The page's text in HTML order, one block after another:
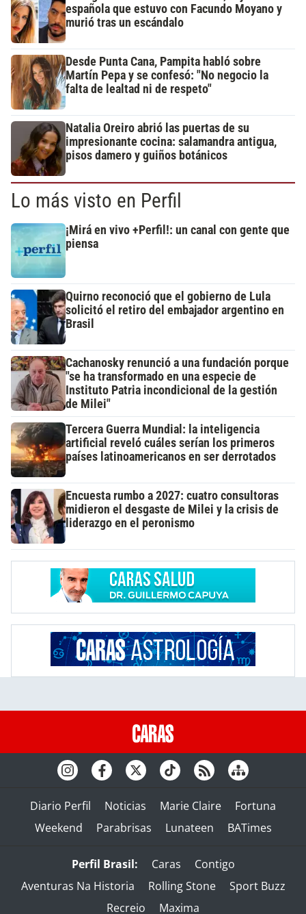
española que estuvo con Facundo Moyano y
murió tras un escándalo
Desde Punta Cana, Pampita habló sobre
Martín Pepa y se confesó: "No negocio la
falta de lealtad ni de respeto"
Natalia Oreiro abrió las puertas de su
impresionante cocina: salamandra antigua,
pisos damero y guiños botánicos
Lo más visto en Perfil
¡Mirá en vivo +Perfil!: un canal con gente que
piensa
Quirno reconoció que el gobierno de Lula
solicitó el retiro del embajador argentino en
Brasil
Cachanosky renunció a una fundación porque
"se ha transformado en una especie de
Instituto Patria incondicional de la gestión
de Milei"
Tercera Guerra Mundial: la inteligencia
artificial reveló cuáles serían los primeros
países latinoamericanos en ser derrotados
Encuesta rumbo a 2027: cuatro consultoras
midieron el desgaste de Milei y la crisis de
liderazgo en el peronismo
Diario Perfil Noticias Marie Claire
Fortuna
Weekend
Parabrisas Lunateen BATimes
Perfil Brasil: Caras
Contigo
Aventuras Na Historia
Rolling Stone
Sport Buzz
Recreio
Maxima